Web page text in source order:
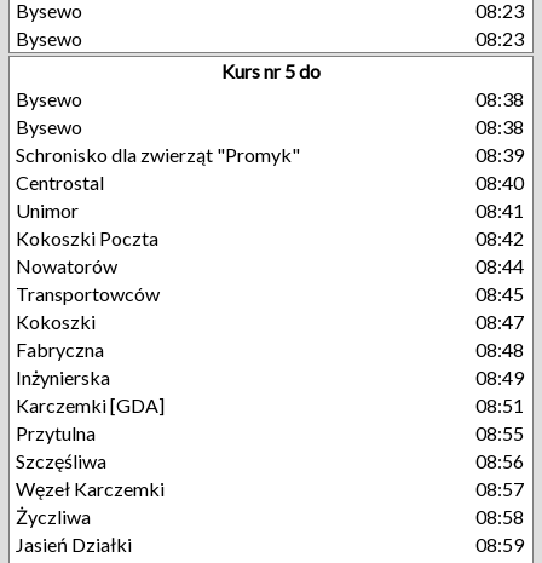
Bysewo
08:23
Bysewo
08:23
Kurs nr 5 do
Bysewo
08:38
Bysewo
08:38
Schronisko dla zwierząt "Promyk"
08:39
Centrostal
08:40
Unimor
08:41
Kokoszki Poczta
08:42
Nowatorów
08:44
Transportowców
08:45
Kokoszki
08:47
Fabryczna
08:48
Inżynierska
08:49
Karczemki [GDA]
08:51
Przytulna
08:55
Szczęśliwa
08:56
Węzeł Karczemki
08:57
Życzliwa
08:58
Jasień Działki
08:59